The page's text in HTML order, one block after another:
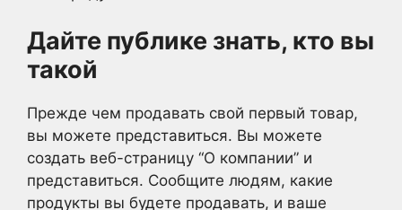
Дайте публике знать, кто вы
такой
Прежде чем продавать свой первый товар,
вы можете представиться. Вы можете
создать веб-страницу “О компании” и
представиться. Сообщите людям, какие
продукты вы будете продавать, и ваше